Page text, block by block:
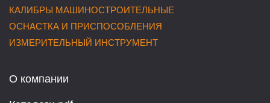
КАЛИБРЫ МАШИНОСТРОИТЕЛЬНЫЕ
ОСНАСТКА И ПРИСПОСОБЛЕНИЯ
ИЗМЕРИТЕЛЬНЫЙ ИНСТРУМЕНТ
О компании